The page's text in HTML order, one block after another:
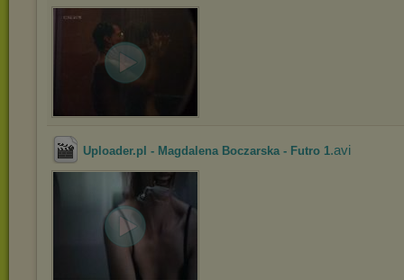
Uploader.pl - Magdalena Boczarska - Futro 1.avi